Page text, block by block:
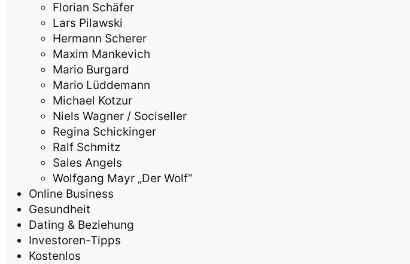
Florian Schäfer
Lars Pilawski
Hermann Scherer
Maxim Mankevich
Mario Burgard
Mario Lüddemann
Michael Kotzur
Niels Wagner / Sociseller
Regina Schickinger
Ralf Schmitz
Sales Angels
Wolfgang Mayr „Der Wolf“
Online Business
Gesundheit
Dating & Beziehung
Investoren-Tipps
Kostenlos